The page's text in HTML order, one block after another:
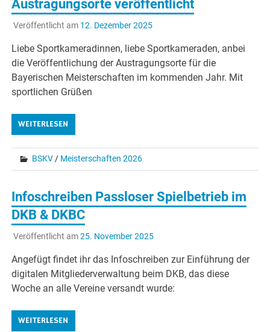
Austragungsorte veröffentlicht
Veröffentlicht am 12. Dezember 2025
Liebe Sportkameradinnen, liebe Sportkameraden, anbei
die Veröffentlichung der Austragungsorte für die
Bayerischen Meisterschaften im kommenden Jahr. Mit
sportlichen Grüßen
WEITERLESEN
BSKV / Meisterschaften 2026
Infoschreiben Passloser Spielbetrieb im
DKB & DKBC
Veröffentlicht am25. November 2025
Angefügt findet ihr das Infoschreiben zur Einführung der
digitalen Mitgliederverwaltung beim DKB, das diese
Woche an alle Vereine versandt wurde:
WEITERLESEN